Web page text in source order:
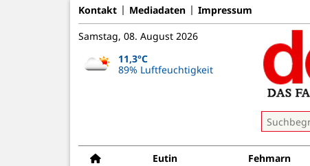
Kontakt Mediadaten Impressum
Samstag, 08. August 2026
11,3°C
89% Luftfeuchtigkeit
Eutin Fehmarn